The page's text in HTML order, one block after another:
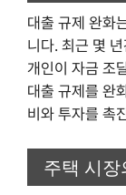
대출 규제 완화
니다. 최근 몇
개인이 자금 조
대출 규제를 완
비와 투자를 촉
주택 시